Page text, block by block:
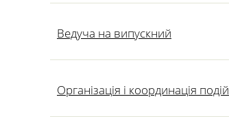
Ведуча на випускний
Організація і координація подій